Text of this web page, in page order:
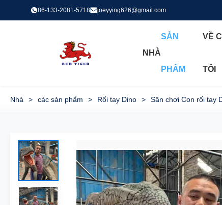
86-133-2081-5718 joeyying626@gmail.com
NHÀ
SẢN
PHẨM
VỀ
TÔI
Nhà > các sản phẩm > Rối tay Dino > Sân chơi Con rối tay